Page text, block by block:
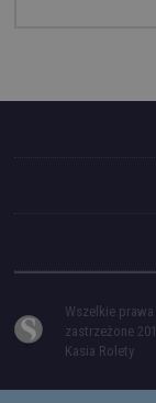
Wszelkie prawa
zastrzeżone
Kasia Rolety